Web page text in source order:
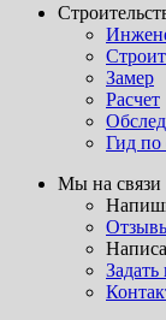
Замер
Расчет
Гид по
Мы на связи
Задать